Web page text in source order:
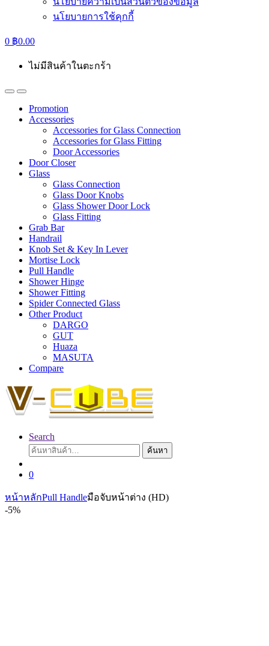
นโยบายการใช้คุกกี้
0 ฿0.00
ไม่มีสินค้าในตะกร้า
Promotion
Accessories
Accessories for Glass Connection
Accessories for Glass Fitting
Door Accessories
Door Closer
Glass
Glass Connection
Glass Door Knobs
Glass Shower Door Lock
Glass Fitting
Grab Bar
Handrail
Knob Set & Key In Lever
Mortise Lock
Pull Handle
Shower Hinge
Shower Fitting
Spider Connected Glass
Other Product
DARGO
GUT
Huaza
MASUTA
Compare
Search
ค้นหา:
ค้นหา
0
หน้าหลักPull Handleมือจับหน้าต่าง (HD)
-5%